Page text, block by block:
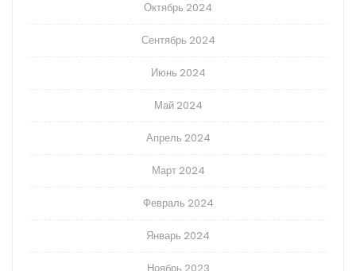
Октябрь 2024
Сентябрь 2024
Июнь 2024
Май 2024
Апрель 2024
Март 2024
Февраль 2024
Январь 2024